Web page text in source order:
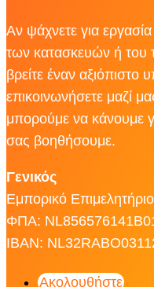
Αν ψάχνετε για
των κατασκευών ή του
βρείτε έναν αξιόπιστο
επικοινωνήσετε μαζί
μπορούμε να κάνουμε
σας βοηθήσουμε.
Γενικός
Εμπορικό
ΦΠΑ:
IBAN:
Ακολουθήστε